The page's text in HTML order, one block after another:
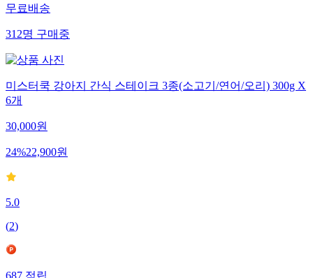
무료배송
312명구매중
미스터쿡 강아지 간식 스테이크 3종(소고기/연어/오리) 300g X
6개
30,000원
24%22,900원
5.0
(2)